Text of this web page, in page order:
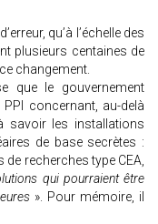
qu’à l’échelle des
plusieurs centaines de
changement.
que le gouvernement
concernant, au-delà
savoir les installations
de base secrètes :
recherches type CEA,
qui pourraient être
». Pour mémoire, il